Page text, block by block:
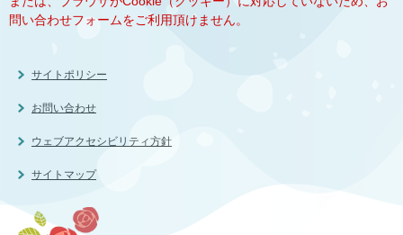
問い合わせフォームをご利用頂けません。
サイトポリシー
お問い合わせ
ウェブアクセシビリティ方針
サイトマップ